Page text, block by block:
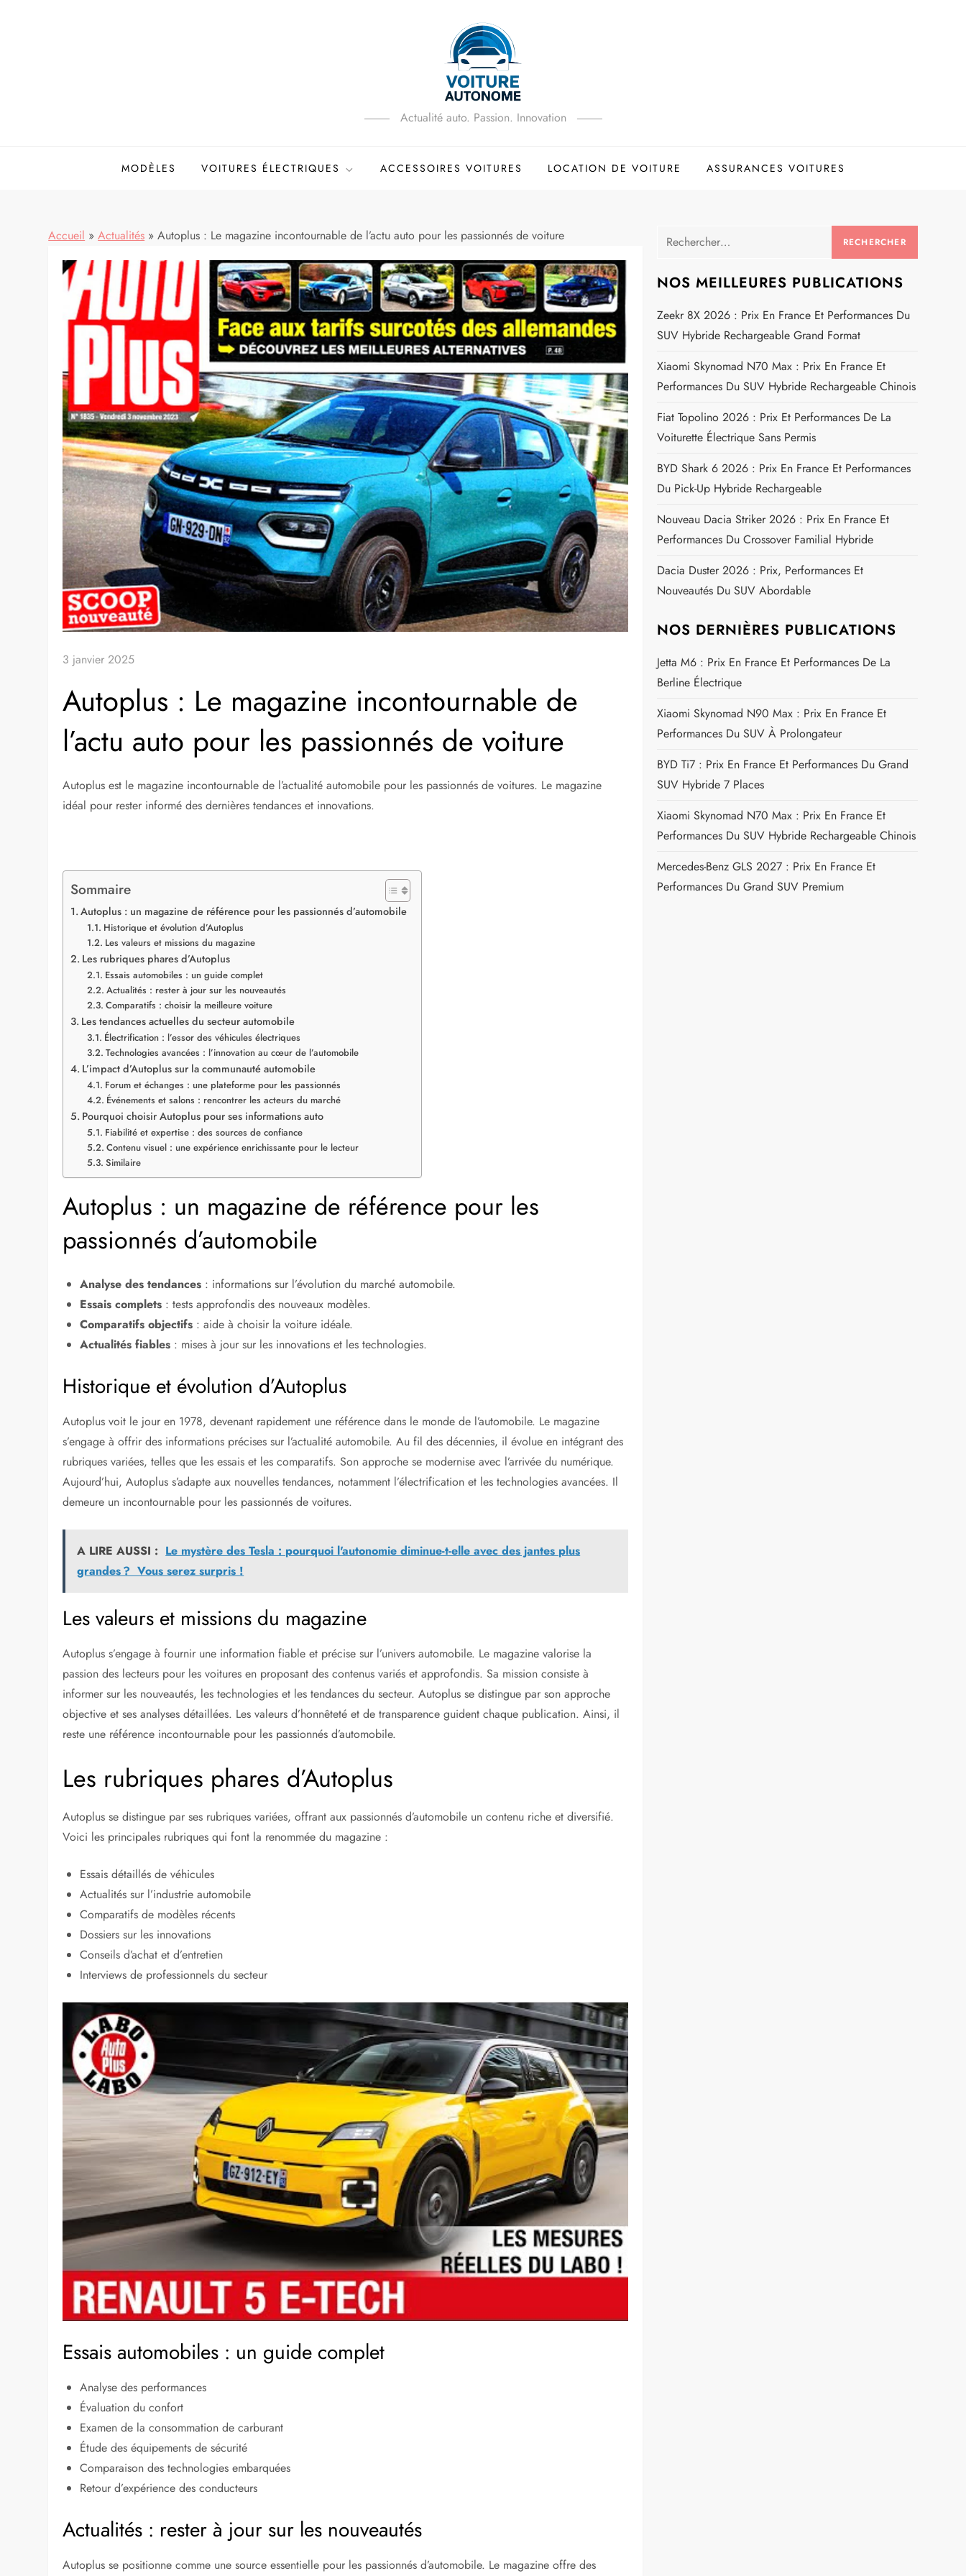
Actualité auto. Passion. Innovation
MODÈLES VOITURES ÉLECTRIQUES ACCESSOIRES VOITURES LOCATION DE VOITURE ASSURANCES VOITURES
Accueil » Actualités » Autoplus : Le magazine incontournable de l’actu auto pour les passionnés de voiture
3 janvier 2025
Autoplus : Le magazine incontournable de
l’actu auto pour les passionnés de voiture
Autoplus est le magazine incontournable de l’actualité automobile pour les passionnés de voitures. Le magazine
idéal pour rester informé des dernières tendances et innovations.
Sommaire
Autoplus : un magazine de référence pour les passionnés d’automobile
Historique et évolution d’Autoplus
Les valeurs et missions du magazine
Les rubriques phares d’Autoplus
Essais automobiles : un guide complet
Actualités : rester à jour sur les nouveautés
Comparatifs : choisir la meilleure voiture
Les tendances actuelles du secteur automobile
Électrification : l’essor des véhicules électriques
Technologies avancées : l’innovation au cœur de l’automobile
L’impact d’Autoplus sur la communauté automobile
Forum et échanges : une plateforme pour les passionnés
Événements et salons : rencontrer les acteurs du marché
Pourquoi choisir Autoplus pour ses informations auto
Fiabilité et expertise : des sources de confiance
Contenu visuel : une expérience enrichissante pour le lecteur
Similaire
Autoplus : un magazine de référence pour les
passionnés d’automobile
Analyse des tendances : informations sur l’évolution du marché automobile.
Essais complets : tests approfondis des nouveaux modèles.
Comparatifs objectifs : aide à choisir la voiture idéale.
Actualités fiables : mises à jour sur les innovations et les technologies.
Historique et évolution d’Autoplus
Autoplus voit le jour en 1978, devenant rapidement une référence dans le monde de l’automobile. Le magazine
s’engage à offrir des informations précises sur l’actualité automobile. Au fil des décennies, il évolue en intégrant des
rubriques variées, telles que les essais et les comparatifs. Son approche se modernise avec l’arrivée du numérique.
Aujourd’hui, Autoplus s’adapte aux nouvelles tendances, notamment l’électrification et les technologies avancées. Il
demeure un incontournable pour les passionnés de voitures.
A LIRE AUSSI : Le mystère des Tesla : pourquoi l'autonomie diminue-t-elle avec des jantes plus
grandes ? Vous serez surpris !
Les valeurs et missions du magazine
Autoplus s’engage à fournir une information fiable et précise sur l’univers automobile. Le magazine valorise la
passion des lecteurs pour les voitures en proposant des contenus variés et approfondis. Sa mission consiste à
informer sur les nouveautés, les technologies et les tendances du secteur. Autoplus se distingue par son approche
objective et ses analyses détaillées. Les valeurs d’honnêteté et de transparence guident chaque publication. Ainsi, il
reste une référence incontournable pour les passionnés d’automobile.
Les rubriques phares d’Autoplus
Autoplus se distingue par ses rubriques variées, offrant aux passionnés d’automobile un contenu riche et diversifié.
Voici les principales rubriques qui font la renommée du magazine :
Essais détaillés de véhicules
Actualités sur l’industrie automobile
Comparatifs de modèles récents
Dossiers sur les innovations
Conseils d’achat et d’entretien
Interviews de professionnels du secteur
Essais automobiles : un guide complet
Analyse des performances
Évaluation du confort
Examen de la consommation de carburant
Étude des équipements de sécurité
Comparaison des technologies embarquées
Retour d’expérience des conducteurs
Actualités : rester à jour sur les nouveautés
Autoplus se positionne comme une source essentielle pour les passionnés d’automobile. Le magazine offre des
Rechercher :
NOS MEILLEURES PUBLICATIONS
Zeekr 8X 2026 : Prix En France Et Performances Du
SUV Hybride Rechargeable Grand Format
Xiaomi Skynomad N70 Max : Prix En France Et
Performances Du SUV Hybride Rechargeable Chinois
Fiat Topolino 2026 : Prix Et Performances De La
Voiturette Électrique Sans Permis
BYD Shark 6 2026 : Prix En France Et Performances
Du Pick-Up Hybride Rechargeable
Nouveau Dacia Striker 2026 : Prix En France Et
Performances Du Crossover Familial Hybride
Dacia Duster 2026 : Prix, Performances Et
Nouveautés Du SUV Abordable
NOS DERNIÈRES PUBLICATIONS
Jetta M6 : Prix En France Et Performances De La
Berline Électrique
Xiaomi Skynomad N90 Max : Prix En France Et
Performances Du SUV À Prolongateur
BYD Ti7 : Prix En France Et Performances Du Grand
SUV Hybride 7 Places
Xiaomi Skynomad N70 Max : Prix En France Et
Performances Du SUV Hybride Rechargeable Chinois
Mercedes-Benz GLS 2027 : Prix En France Et
Performances Du Grand SUV Premium